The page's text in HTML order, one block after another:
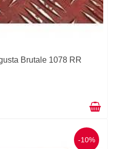
Brutale 1078 RR
-10%